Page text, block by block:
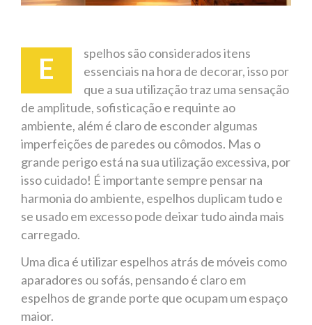
E
spelhos são considerados itens
essenciais na hora de decorar, isso por
que a sua utilização traz uma sensação
de amplitude, sofisticação e requinte ao
ambiente, além é claro de esconder algumas
imperfeições de paredes ou cômodos. Mas o
grande perigo está na sua utilização excessiva, por
isso cuidado! É importante sempre pensar na
harmonia do ambiente, espelhos duplicam tudo e
se usado em excesso pode deixar tudo ainda mais
carregado.
Uma dica é utilizar espelhos atrás de móveis como
aparadores ou sofás, pensando é claro em
espelhos de grande porte que ocupam um espaço
maior.